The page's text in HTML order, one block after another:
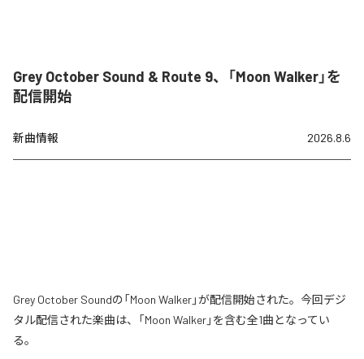
Grey October Sound & Route 9、「Moon Walker」を
配信開始
新曲情報 2026.8.6
Grey October Soundの「Moon Walker」が配信開始された。今回デジ
タル配信された楽曲は、「Moon Walker」を含む全1曲となってい
る。